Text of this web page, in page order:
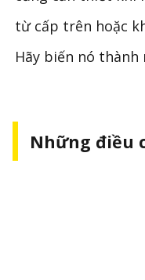
từ cấp trên hoặc
Hãy biến nó
Những điều